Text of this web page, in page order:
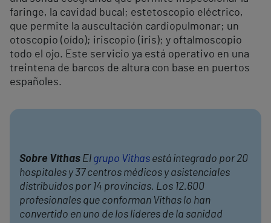
faringe, la cavidad bucal; estetoscopio eléctrico,
que permite la auscultación cardiopulmonar; un
otoscopio (oído); iriscopio (iris); y oftalmoscopio
todo el ojo. Este servicio ya está operativo en una
treintena de barcos de altura con base en puertos
españoles.
Sobre Vithas El grupo Vithas está integrado por 20
hospitales y 37 centros médicos y asistenciales
distribuidos por 14 provincias. Los 12.600
profesionales que conforman Vithas lo han
convertido en uno de los líderes de la sanidad